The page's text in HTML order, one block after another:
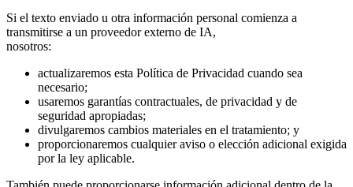
Si el texto enviado u otra información personal comienza a
transmitirse a un proveedor externo de IA,
nosotros:
actualizaremos esta Política de Privacidad cuando sea
necesario;
usaremos garantías contractuales, de privacidad y de
seguridad apropiadas;
divulgaremos cambios materiales en el tratamiento; y
proporcionaremos cualquier aviso o elección adicional exigida
por la ley aplicable.